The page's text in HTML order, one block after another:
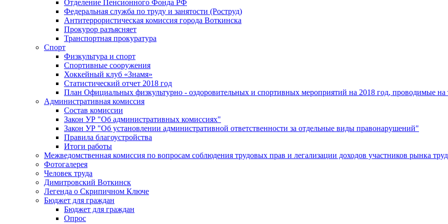
Отделение Пенсионного Фонда РФ
Федеральная служба по труду и занятости (Роструд)
Антитеррористическая комиссия города Воткинска
Прокурор разъясняет
Транспортная прокуратура
Спорт
Физкультура и спорт
Спортивные сооружения
Хоккейный клуб «Знамя»
Статистический отчет 2018 год
План Официальных физкультурно - оздоровительных и спортивных мероприятий на 2018 год, проводимые
Административная комиссия
Состав комиссии
Закон УР "Об административных комиссиях"
Закон УР "Об установлении административной ответственности за отдельные виды правонарушений"
Правила благоустройства
Итоги работы
Межведомственная комиссия по вопросам соблюдения трудовых прав и легализации доходов участников рынка
Фотогалерея
Человек труда
Димитровский Воткинск
Легенда о Скрипичном Ключе
Бюджет для граждан
Бюджет для граждан
Опрос